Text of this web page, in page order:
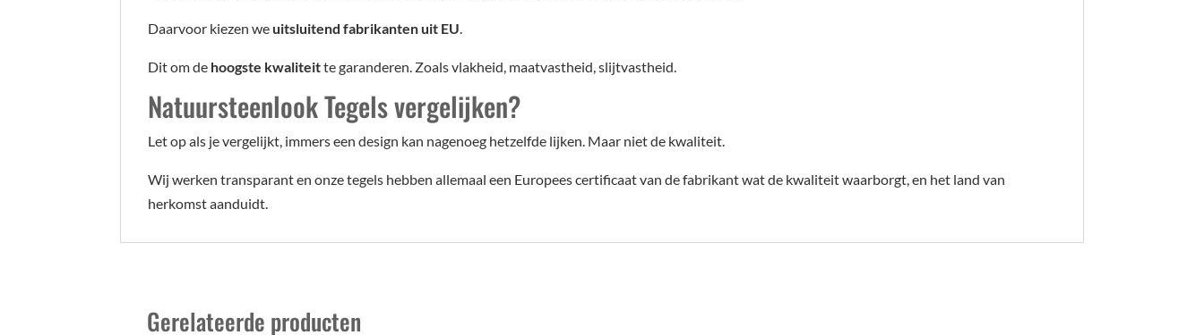
Daarvoor kiezen we uitsluitend fabrikanten uit EU.
Dit om de hoogste kwaliteitte garanderen. Zoals vlakheid, maatvastheid, slijtvastheid.
Natuursteenlook Tegels vergelijken?
Let op als je vergelijkt, immers een design kan nagenoeg hetzelfde lijken. Maar niet de kwaliteit.
Wij werken transparant en onze tegels hebben allemaal een Europees certificaat van de fabrikant wat de kwaliteit waarborgt, en het land van
herkomst aanduidt.
Gerelateerde producten